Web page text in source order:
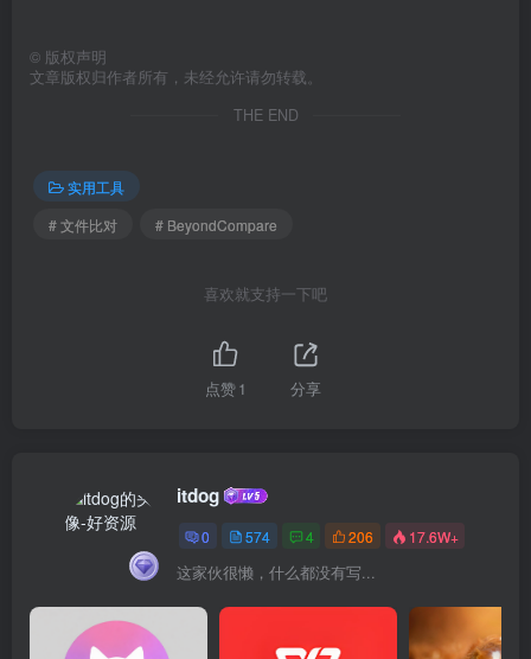
© 版权声明
文章版权归作者所有，未经允许请勿转载。
THE END
实用工具
# 文件比对
# BeyondCompare
喜欢就支持一下吧
点赞1 分享
itdog
0 574 4 206 17.6W+
这家伙很懒，什么都没有写...